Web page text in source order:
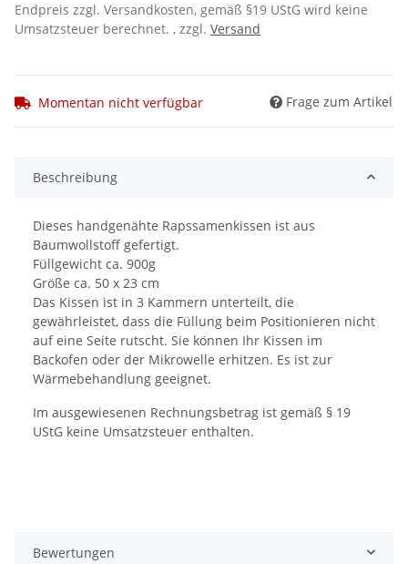
Endpreis zzgl. Versandkosten, gemäß §19 UStG wird keine
Umsatzsteuer berechnet. , zzgl. Versand
Momentan nicht verfügbar Frage zum Artikel
Beschreibung
Dieses handgenähte Rapssamenkissen ist aus
Baumwollstoff gefertigt.
Füllgewicht ca. 900g
Größe ca. 50 x 23 cm
Das Kissen ist in 3 Kammern unterteilt, die
gewährleistet, dass die Füllung beim Positionieren nicht
auf eine Seite rutscht. Sie können Ihr Kissen im
Backofen oder der Mikrowelle erhitzen. Es ist zur
Wärmebehandlung geeignet.
Im ausgewiesenen Rechnungsbetrag ist gemäß § 19
UStG keine Umsatzsteuer enthalten.
Bewertungen